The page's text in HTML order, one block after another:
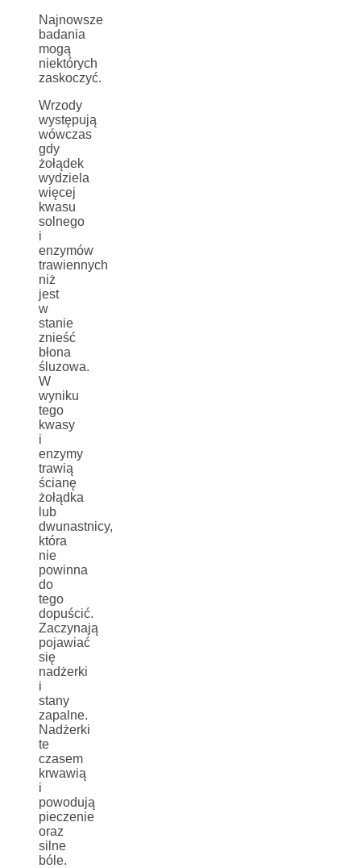
Najnowsze
badania
mogą
niektórych
zaskoczyć.
Wrzody
występują
wówczas
gdy
żołądek
wydziela
więcej
kwasu
solnego
i
enzymów
trawiennych
niż
jest
w
stanie
znieść
błona
śluzowa.
W
wyniku
tego
kwasy
i
enzymy
trawią
ścianę
żołądka
lub
dwunastnicy,
która
nie
powinna
do
tego
dopuścić.
Zaczynają
pojawiać
się
nadżerki
i
stany
zapalne.
Nadżerki
te
czasem
krwawią
i
powodują
pieczenie
oraz
silne
bóle.